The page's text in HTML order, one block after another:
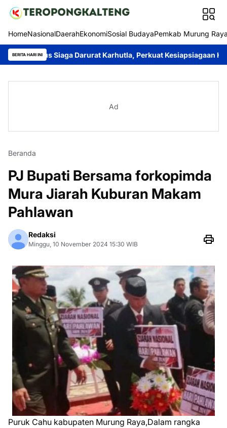
HomeNasionalDaerahEkonomiSosial BudayaPemkab Murung
BERITA HARI INI
Siaga Darurat Karhutla, Perkuat Kesiapsiagaan Hadapi
Ad
Beranda
PJ Bupati Bersama forkopimda
Mura Jiarah Kuburan Makam
Pahlawan
Redaksi
Minggu, 10 November 2024 15:30 WIB
Puruk Cahu kabupaten Murung Raya,Dalam rangka